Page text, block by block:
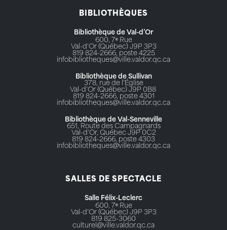
BIBLIOTHÈQUES
Bibliothèque de Val-d’Or
600, 7ᵉ Rue
Val-d'Or (Québec) J9P 3P3
819 824-2666, poste 4225
infobibliotheques@ville.valdor.qc.ca
Bibliothèque de Sullivan
378, rue de l’Église
Val-d’Or (Québec) J9P 0B8
819 824-2666, poste 4301
infobibliotheques@ville.valdor.qc.ca
Bibliothèque de Val-Senneville
651, Route des Campagnards
Val-d'Or, Québec J9P 0C2
819 824-2666, poste 4303
infobibliotheques@ville.valdor.qc.ca
SALLES DE SPECTACLE
Salle Félix-Leclerc
600, 7ᵉ Rue
Val-d'Or (Québec) J9P 3P3
819 825-3060
culturel@ville.valdor.qc.ca